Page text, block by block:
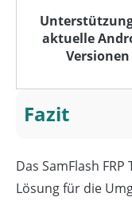
aktuelle
Versionen
Fazit
Das SamFlash
Lösung für die